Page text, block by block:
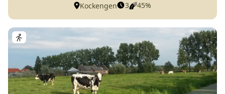
Kockengen 3 45%